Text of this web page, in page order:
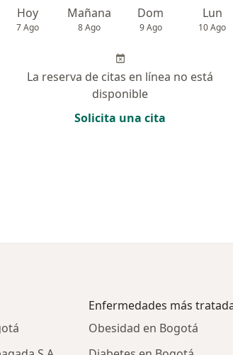
Hoy
7 Ago
Mañana
8 Ago
Dom
9 Ago
Lun
10 Ago
La reserva de citas en línea no está
disponible
Solicita una cita
Enfermedades más
Obesidad en Bogotá